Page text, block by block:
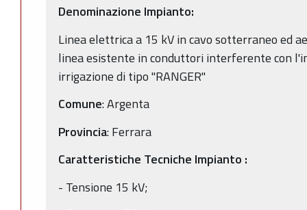
Denominazione Impianto:
Linea elettrica a 15 kV in cavo sotterraneo ed
linea esistente in conduttori interferente con
irrigazione di tipo "RANGER"
Comune: Argenta
Provincia: Ferrara
Caratteristiche Tecniche Impianto :
- Tensione 15 kV;